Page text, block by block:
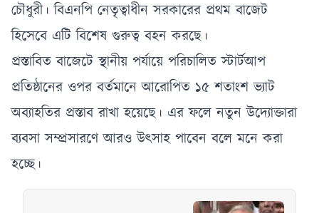
চৌধুরী। বিএনপি নেতৃত্বাধীন সরকারের প্রথম বাজেট
হিসেবে এটি বিশেষ গুরুত্ব বহন করছে।
প্রস্তাবিত বাজেটে স্থানীয় পর্যায়ে পরিচালিত স্টার্টআপ
প্রতিষ্ঠানের ওপর বর্তমানে আরোপিত ১৫ শতাংশ ভ্যাট
অব্যাহতির প্রস্তাব রাখা হয়েছে। এর ফলে নতুন উদ্যোক্তারা
ব্যবসা সম্প্রসারণে আরও উৎসাহ পাবেন বলে মনে করা
হচ্ছে।